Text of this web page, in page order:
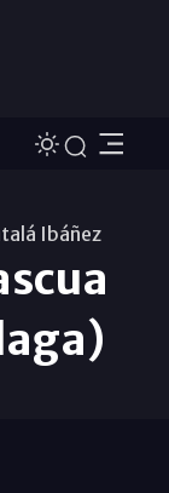
Ibáñez